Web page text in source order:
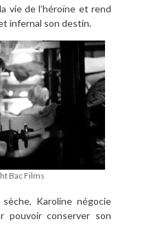
vie de l’héroïne et rend
infernal son destin.
Bac Films
Karoline négocie
pouvoir conserver son